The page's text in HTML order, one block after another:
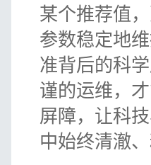
某个推荐值
参数稳定地
准背后的科
谨的运维，
屏障，让科
中始终清澈